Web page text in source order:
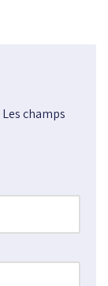
Les champs